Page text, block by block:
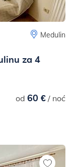
Medulin
za 4
od 60 €/ noć